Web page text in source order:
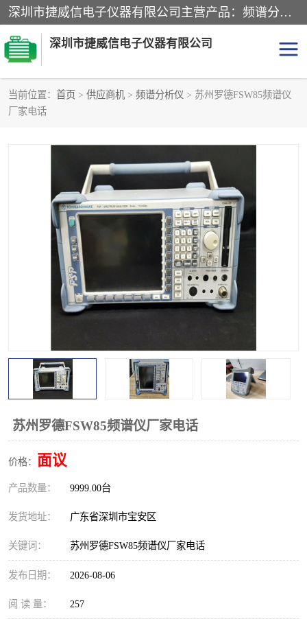
深圳市捷威信电子仪器有限公司主营产品：频谱分析仪.信号发生器.网络分析仪.音频分析仪，示波器，电源，音频分析仪。综合测试仪。蓝牙测试仪等
深圳市捷威信电子仪器有限公司
当前位置： 首页 > 供应商机 > 频谱分析仪 > 苏州罗德FSW85频谱仪
厂家电话
苏州罗德FSW85频谱仪厂家电话
价格： 面议
产品数量： 9999.00台
发货地址： 广东省深圳市宝安区
关键词： 苏州罗德FSW85频谱仪厂家电话
发布日期： 2026-08-06
阅 读 量： 257
探头
天馈线测试仪
万用表 信号源
GPIB-USB卡 数据采集仪
数字源表 数字源表
示波器 直流电源
阻抗分析仪 LCR电桥
频率计 无线测试仪
静电计